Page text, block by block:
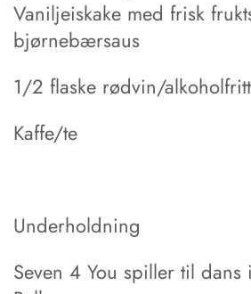
Vaniljeiskake med frisk
bjørnebærsaus
1/2 flaske rødvin/
Kaffe/te
Underholdning
Seven 4 You spiller til